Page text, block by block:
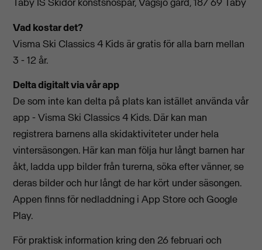
Vad kostar det?
Visma Ski Classics 4 Kids är gratis för alla barn mellan
3 - 12 år.
Delta digitalt via vår app
De som inte kan delta på plats kan istället använda vår
app - Visma Ski Classics 4 Kids. Där kan man
registrera barnens alla skidaktiviteter under hela
vintersäsongen. Här kan man följa hur långt barnen har
åkt, ladda upp bilder från turerna, söka efter vänner, se
deras bilder och hur långt de har kört under säsongen.
Appen finns för nedladdning i App Store och Google
Play.
För praktisk information kring den 26 februari och